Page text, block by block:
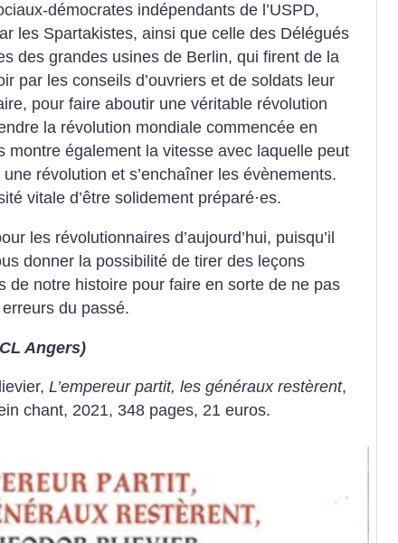
démocrates indépendants de l’USPD,
les Spartakistes, ainsi que celle des Délégués
des grandes usines de Berlin, qui firent de la
par les conseils d’ouvriers et de soldats leur
pour faire aboutir une véritable révolution
la révolution mondiale commencée en
montre également la vitesse avec laquelle peut
révolution et s’enchaîner les évènements.
vitale d’être solidement préparé·es.
les révolutionnaires d’aujourd’hui, puisqu’il
donner la possibilité de tirer des leçons
de notre histoire pour faire en sorte de ne pas
du passé.
Angers)
L’empereur partit, les généraux restèrent,
chant, 2021, 348 pages, 21 euros.